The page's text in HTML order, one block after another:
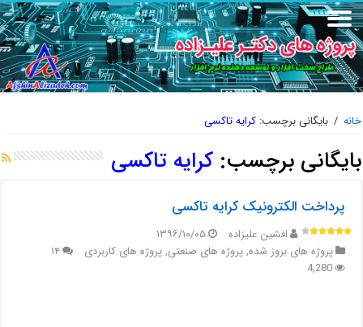
خانه / بایگانی برچسب:کرایه تاکسی
بایگانی برچسب:کرایه تاکسی
پرداخت الکترونیک کرایه تاکسی
افشین علیزاده
۱۳۹۶/۱۰/۰۵
پروژه های بروز شده,پروژه های صنعتی,پروژه های کاربردی
۱۴
4,280